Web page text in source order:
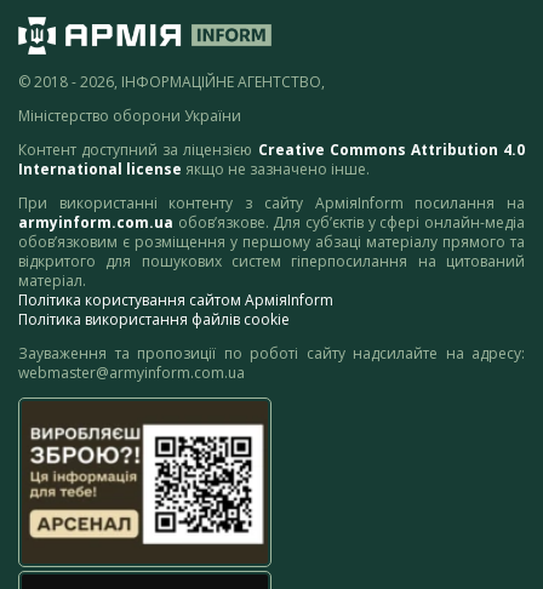
© 2018 - 2026, ІНФОРМАЦІЙНЕ АГЕНТСТВО,
Міністерство оборони України
Контент доступний за ліцензією Creative Commons Attribution 4.0
International license якщо не зазначено інше.
При використанні контенту з сайту АрміяInform посилання на
armyinform.com.ua обов’язкове. Для суб’єктів у сфері онлайн-медіа
обов’язковим є розміщення у першому абзаці матеріалу прямого та
відкритого для пошукових систем гіперпосилання на цитований
матеріал.
Політика користування сайтом АрміяInform
Політика використання файлів cookie
Зауваження та пропозиції по роботі сайту надсилайте на адресу:
webmaster@armyinform.com.ua